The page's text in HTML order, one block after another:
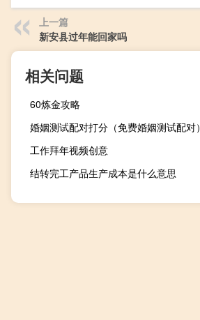
上一篇
新安县过年能回家吗
相关问题
60炼金攻略
婚姻测试配对打分（免费婚姻测试配对）
工作拜年视频创意
结转完工产品生产成本是什么意思